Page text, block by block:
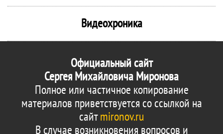
Видеохроника
Официальный сайт
Сергея Михайловича Миронова
Полное или частичное копирование
материалов приветствуется со ссылкой на
сайтmironov.ru
В случае возникновения вопросов и